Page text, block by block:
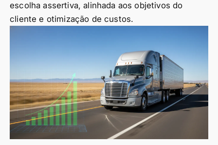
escolha assertiva, alinhada aos objetivos do
cliente e otimização de custos.